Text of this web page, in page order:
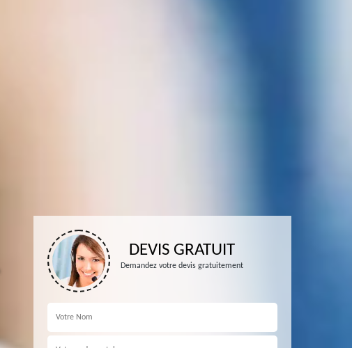
DEVIS GRATUIT
Demandez votre devis gratuitement